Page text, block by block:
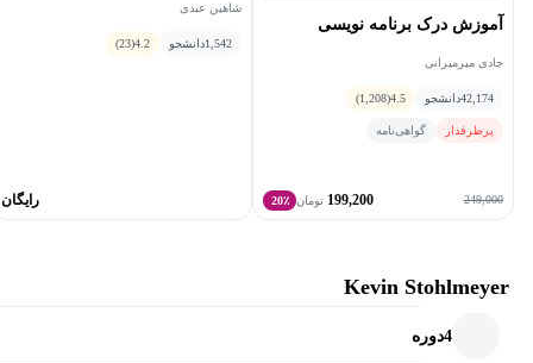
آموزش درک برنامه نویسی
جادی میرمیرانی
42,174دانشجو 4.5
(1,208)
پرطرفدار گواهی‌نامه
249,000
199,200 تومان 20٪
شاهین عبدی
1,542دانشجو 4.2
(23)
رایگان
Kevin Stohlmeyer
4دوره